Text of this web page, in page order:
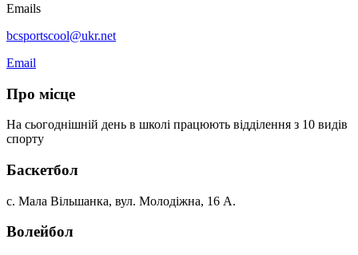
Emails
bcsportscool@ukr.net
Email
Про місце
На сьогоднішній день в школі працюють відділення з 10 видів
спорту
Баскетбол
с. Мала Вільшанка, вул. Молодіжна, 16 А.
Волейбол